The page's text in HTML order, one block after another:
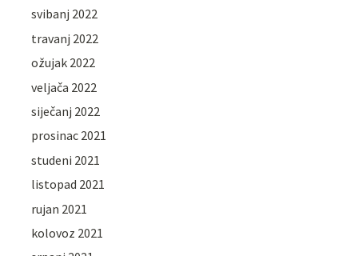
svibanj 2022
travanj 2022
ožujak 2022
veljača 2022
siječanj 2022
prosinac 2021
studeni 2021
listopad 2021
rujan 2021
kolovoz 2021